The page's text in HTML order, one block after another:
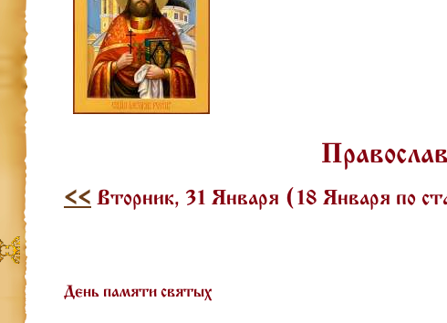
<< Вторник, 31 Января (18 Января по
День памяти святых